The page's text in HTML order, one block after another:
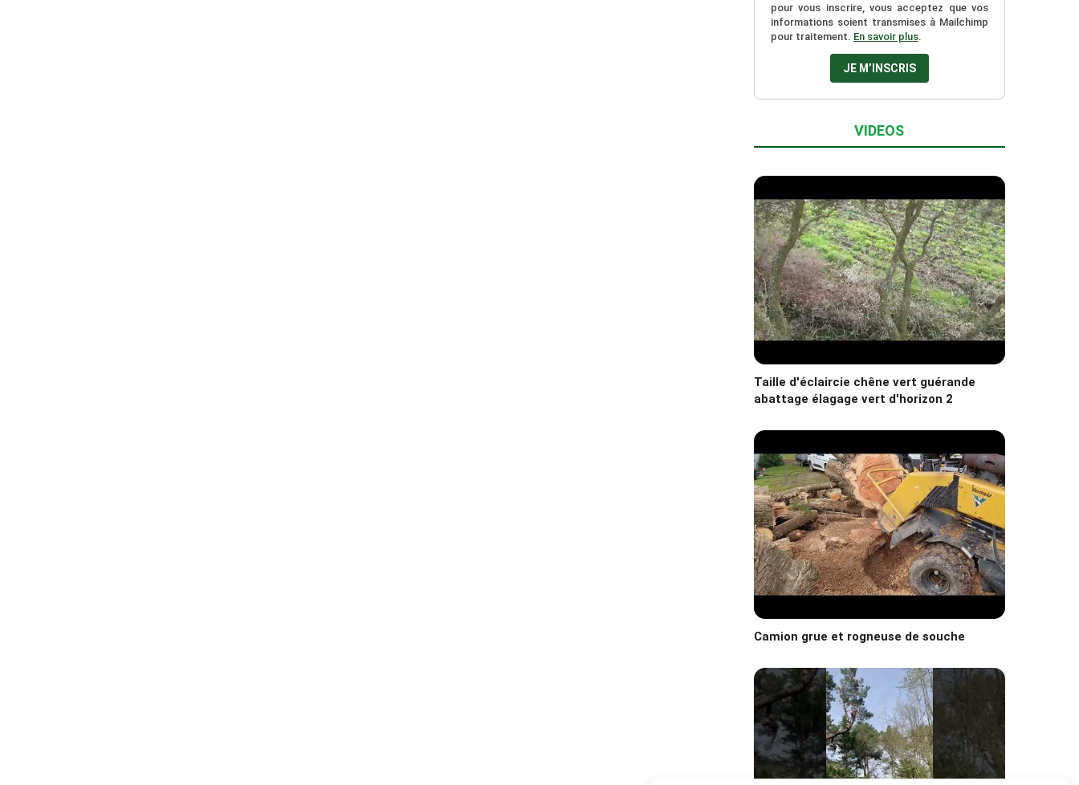
pour vous inscrire, vous acceptez que vos
informations soient transmises à Mailchimp
pour traitement. En savoir plus.
VIDEOS
Taille d'éclaircie chêne vert guérande
abattage élagage vert d'horizon 2
Camion grue et rogneuse de souche